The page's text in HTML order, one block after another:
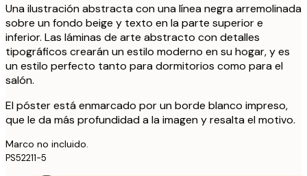
Una ilustración abstracta con una línea negra arremolinada
sobre un fondo beige y texto en la parte superior e
inferior. Las láminas de arte abstracto con detalles
tipográficos crearán un estilo moderno en su hogar, y es
un estilo perfecto tanto para dormitorios como para el
salón.
El póster está enmarcado por un borde blanco impreso,
que le da más profundidad a la imagen y resalta el motivo.
Marco no incluido.
PS52211-5